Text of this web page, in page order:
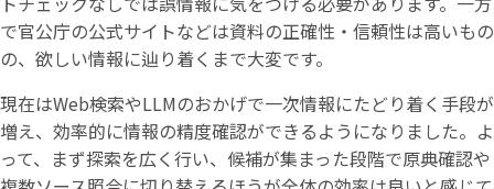
で官公庁の公式サイトなどは資料の正確性・信頼性は高いもの
の、欲しい情報に辿り着くまで大変です。
現在はWeb検索やLLMのおかげで一次情報にたどり着く手段が
増え、効率的に情報の精度確認ができるようになりました。よ
って、まず探索を広く行い、候補が集まった段階で原典確認や